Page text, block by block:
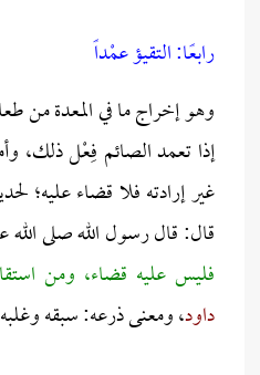
رابعًا: التقيؤ عمْداً
وهو إخراج ما في المعدة من
إذا تعمد الصائم فِعْل ذلك،
غير إرادته فلا قضاء عليه؛
قال: قال رسول الله صلى
فليس عليه قضاء، ومن
داود، ومعنى ذرعه: سبقه